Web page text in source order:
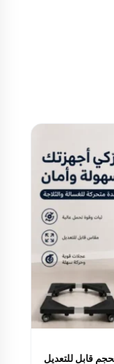
قابل للتعديل